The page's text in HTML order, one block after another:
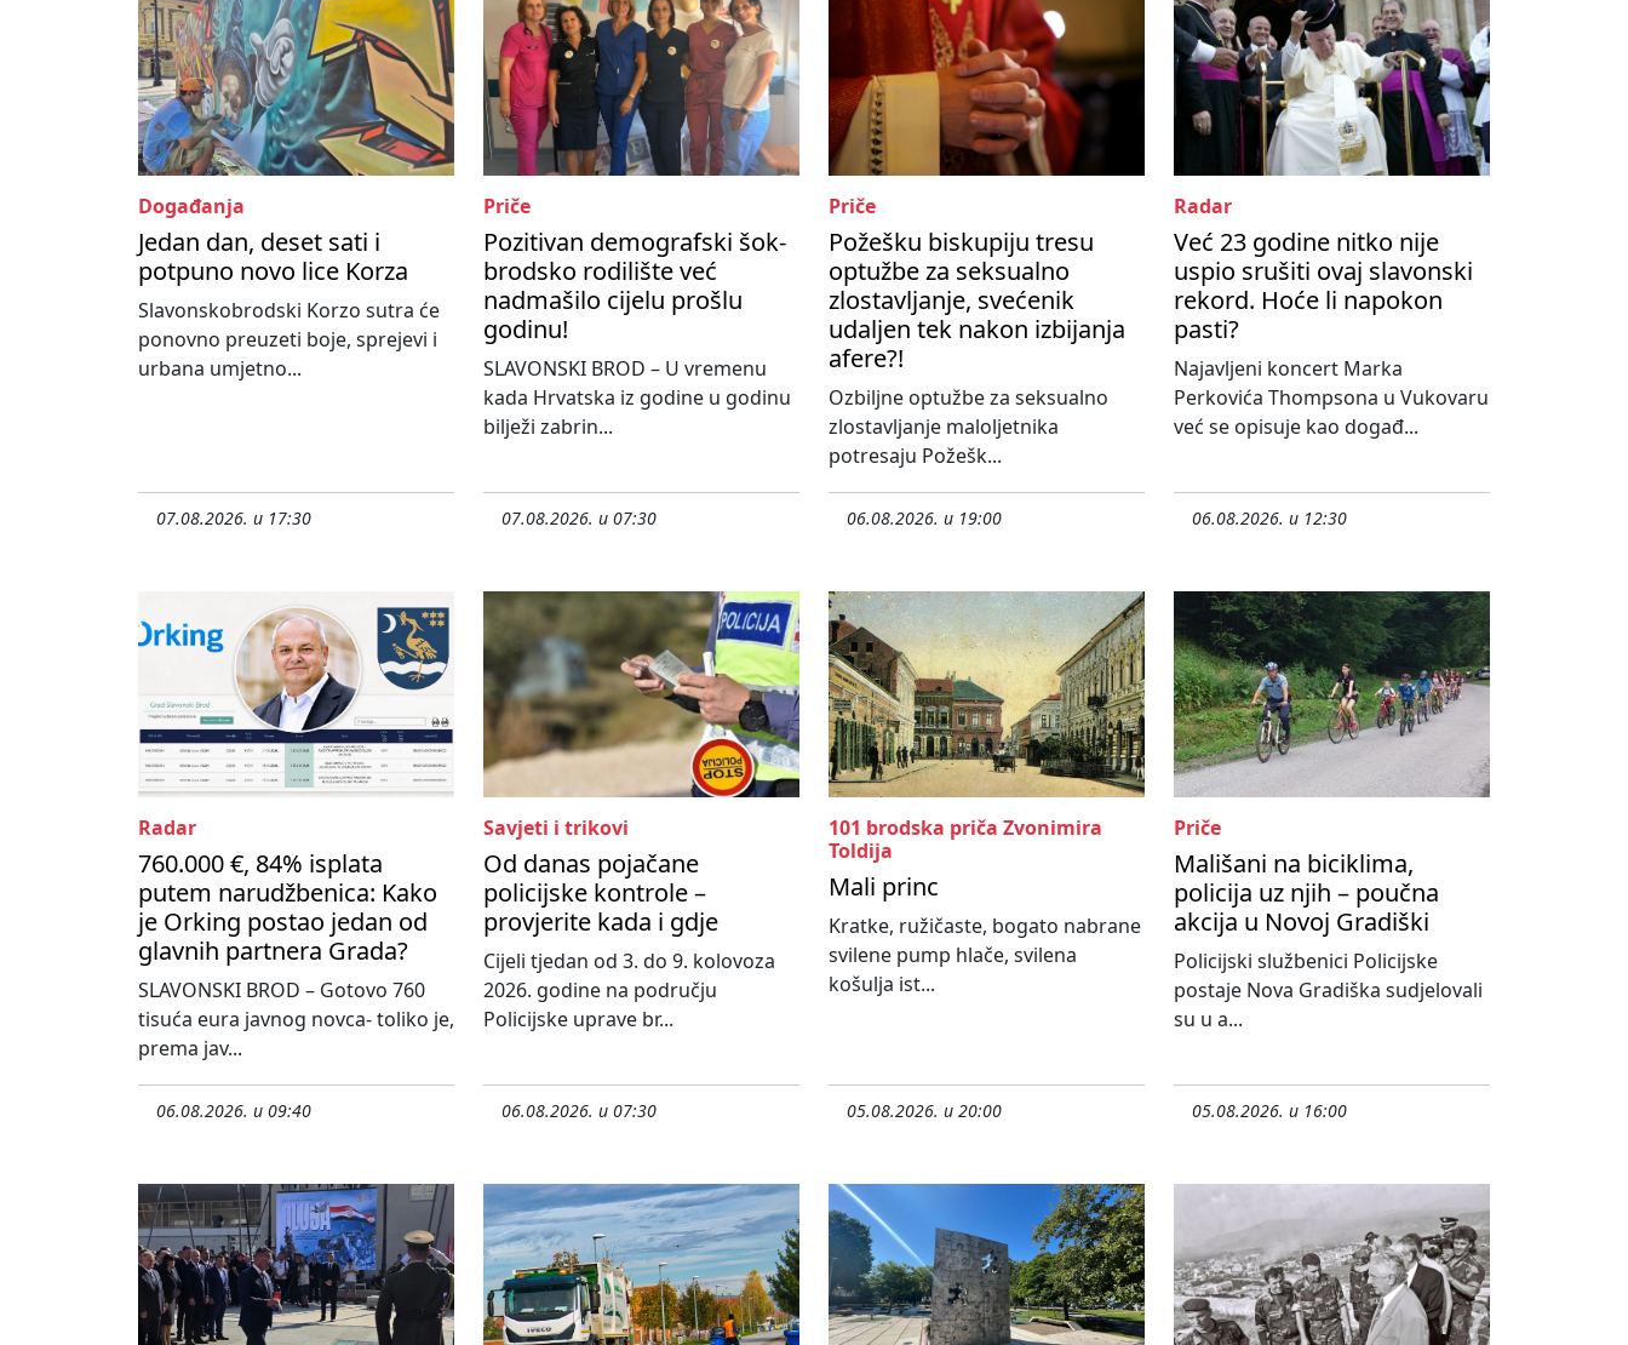
Događanja
Jedan dan, deset sati i
potpuno novo lice Korza
Slavonskobrodski Korzo sutra će
ponovno preuzeti boje, sprejevi i
urbana umjetno...
07.08.2026. u 17:30
Priče
Pozitivan demografski šok-
brodsko rodilište već
nadmašilo cijelu prošlu
godinu!
SLAVONSKI BROD – U vremenu
kada Hrvatska iz godine u godinu
bilježi zabrin...
07.08.2026. u 07:30
Priče
Požešku biskupiju tresu
optužbe za seksualno
zlostavljanje, svećenik
udaljen tek nakon izbijanja
afere?!
Ozbiljne optužbe za seksualno
zlostavljanje maloljetnika
potresaju Požešk...
06.08.2026. u 19:00
Radar
Već 23 godine nitko nije
uspio srušiti ovaj slavonski
rekord. Hoće li napokon
pasti?
Najavljeni koncert Marka
Perkovića Thompsona u Vukovaru
već se opisuje kao događ...
06.08.2026. u 12:30
Radar
760.000 €, 84% isplata
putem narudžbenica: Kako
je Orking postao jedan od
glavnih partnera Grada?
SLAVONSKI BROD – Gotovo 760
tisuća eura javnog novca- toliko je,
prema jav...
06.08.2026. u 09:40
Savjeti i trikovi
Od danas pojačane
policijske kontrole –
provjerite kada i gdje
Cijeli tjedan od 3. do 9. kolovoza
2026. godine na području
Policijske uprave br...
06.08.2026. u 07:30
101 brodska priča Zvonimira
Toldija
Mali princ
Kratke, ružičaste, bogato nabrane
svilene pump hlače, svilena
košulja ist...
05.08.2026. u 20:00
Priče
Mališani na biciklima,
policija uz njih – poučna
akcija u Novoj Gradiški
Policijski službenici Policijske
postaje Nova Gradiška sudjelovali
su u a...
05.08.2026. u 16:00